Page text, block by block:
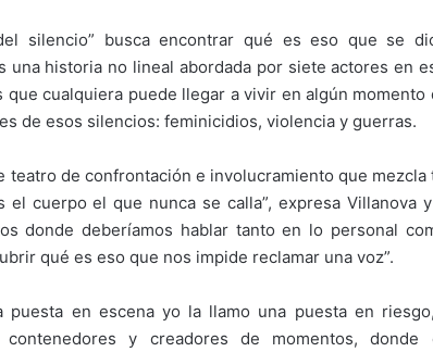
silencio” busca encontrar qué es eso que se
una historia no lineal abordada por siete actores en
que cualquiera puede llegar a vivir en algún
de esos silencios: feminicidios, violencia y guerras.
teatro de confrontación e involucramiento que mezcla
el cuerpo el que nunca se calla”, expresa Villanova
donde deberíamos hablar tanto en lo personal
qué es eso que nos impide reclamar una voz”.
puesta en escena yo la llamo una puesta en
contenedores y creadores de momentos,